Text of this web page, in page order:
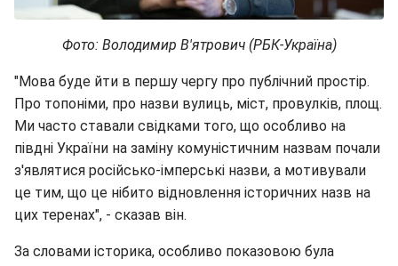
Фото: Володимир В'ятрович (РБК-Україна)
"Мова буде йти в першу чергу про публічний простір.
Про топоніми, про назви вулиць, міст, провулків, площ.
Ми часто ставали свідками того, що особливо на
півдні України на заміну комуністичним назвам почали
з'являтися російсько-імперські назви, а мотивували
це тим, що це нібито відновлення історичних назв на
цих теренах", - сказав він.
За словами історика, особливо показовою була